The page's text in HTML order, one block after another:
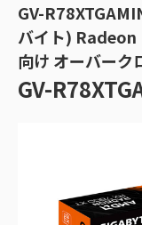
GV-
バイト) Radeon
向け オーバーク
GV-